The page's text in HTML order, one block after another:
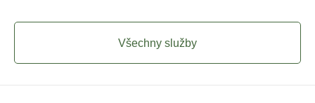
Všechny služby